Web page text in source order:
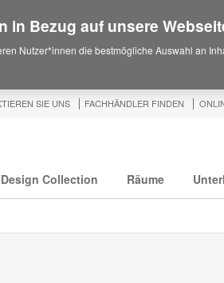
SIE UNS FACHHÄNDLER FINDEN
Design Collection Räume
in Bezug auf unsere
Nutzer*innen die bestmögliche Auswahl an